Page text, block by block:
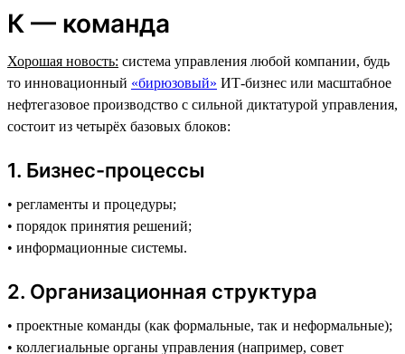
К — команда
Хорошая новость: система управления любой компании, будь
то инновационный «бирюзовый» ИТ-бизнес или масштабное
нефтегазовое производство c сильной диктатурой управления,
состоит из четырёх базовых блоков:
1. Бизнес-процессы
• регламенты и процедуры;
• порядок принятия решений;
• информационные системы.
2️. Организационная структура
• проектные команды (как формальные, так и неформальные);
• коллегиальные органы управления (например, совет